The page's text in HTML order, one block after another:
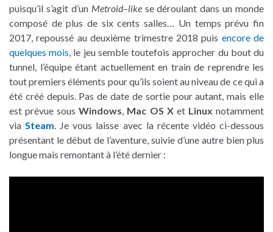
puisqu’il s’agit d’un Metroid–likese déroulant dans un monde
composé de plus de six cents salles… Un temps prévu fin
2017, repoussé au deuxième trimestre 2018 puis encore de
quelques mois, le jeu semble toutefois approcher du bout du
tunnel, l’équipe étant actuellement en train de reprendre les
tout premiers éléments pour qu’ils soient au niveau de ce qui a
été créé depuis. Pas de date de sortie pour autant, mais elle
est prévue sousWindows, Mac OS Xet Linux notamment
viaSteam. Je vous laisse avec la récente vidéo ci-dessous
présentant le début de l’aventure, suivie d’une autre bien plus
longue mais remontant à l’été dernier :